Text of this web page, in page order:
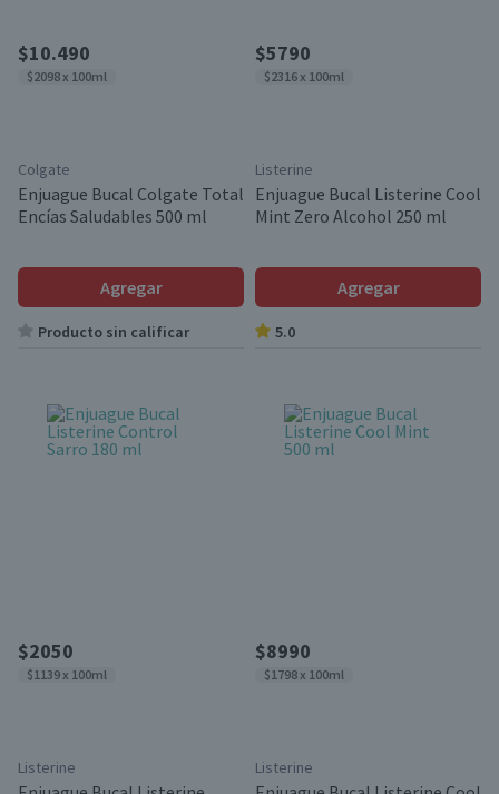
$10.490
$2098 x 100ml
Colgate
Enjuague Bucal Colgate Total
Encías Saludables 500 ml
Agregar
Producto sin calificar
$5790
$2316 x 100ml
Listerine
Enjuague Bucal Listerine Cool
Mint Zero Alcohol 250 ml
Agregar
5.0
$2050
$1139 x 100ml
Listerine
$8990
$1798 x 100ml
Listerine